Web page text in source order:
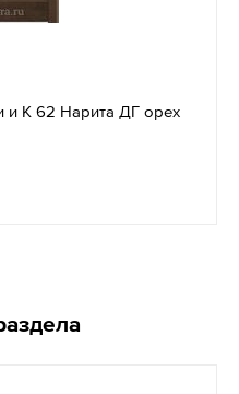
и К 62 Нарита ДГ орех